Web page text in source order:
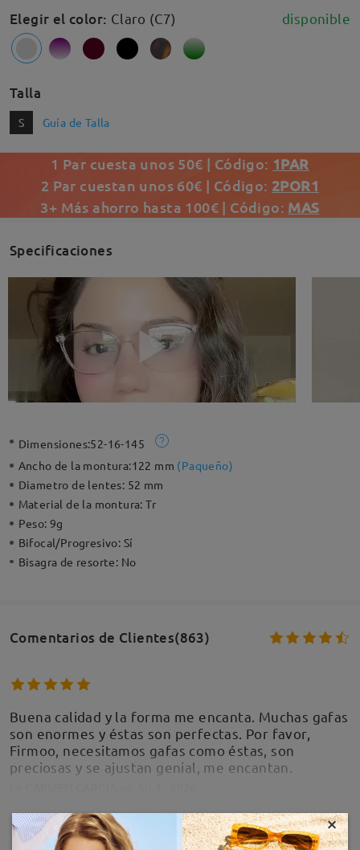
Elegir el color: Claro (C7) disponible
Talla
S Guía de Talla
1 Par cuesta unos 50€ | Código: 1PAR
2 Par cuestan unos 60€ | Código: 2POR1
3+ Más ahorro hasta 100€ | Código: MAS
Specificaciones
Dimensiones:52-16-145
Ancho de la montura:122 mm (Paqueño)
Diametro de lentes: 52 mm
Material de la montura:Tr
Peso: 9g
Bifocal/Progresivo: Sí
Bisagra de resorte: No
Comentarios de Clientes(863)
Buena calidad y la forma me encanta. Muchas gafas
son enormes y éstas son perfectas. Por favor,
Firmoo, necesitamos gafas como éstas, son
preciosas y se ajustan genial, me encantan.
MOSTRAR MÁS ×